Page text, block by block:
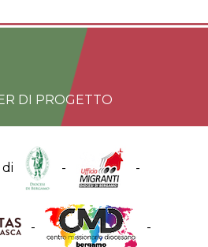
DI PROGETTO
- -
- -